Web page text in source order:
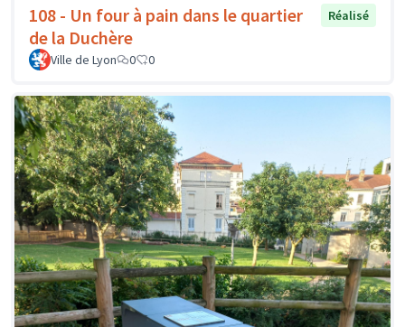
108 - Un four à pain dans le quartier
de la Duchère
Réalisé
Ville de Lyon 0 0